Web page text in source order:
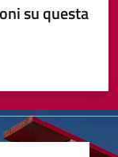
su questa